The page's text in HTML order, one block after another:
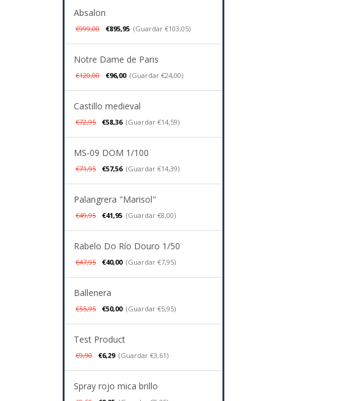
Absalon
€999,00 €895,95 (Guardar €103,05)
Notre Dame de Paris
€120,00 €96,00 (Guardar €24,00)
Castillo medieval
€72,95 €58,36 (Guardar €14,59)
MS-09 DOM 1/100
€71,95 €57,56 (Guardar €14,39)
Palangrera "Marisol"
€49,95 €41,95 (Guardar €8,00)
Rabelo Do Río Douro 1/50
€47,95 €40,00 (Guardar €7,95)
Ballenera
€55,95 €50,00 (Guardar €5,95)
Test Product
€9,90 €6,29 (Guardar €3,61)
Spray rojo mica brillo